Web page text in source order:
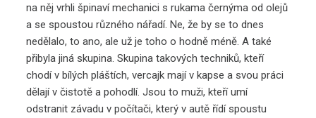
na něj vrhli špinaví mechanici s rukama černýma od olejů
a se spoustou různého nářadí. Ne, že by se to dnes
nedělalo, to ano, ale už je toho o hodně méně. A také
přibyla jiná skupina. Skupina takových techniků, kteří
chodí v bílých pláštích, vercajk mají v kapse a svou práci
dělají v čistotě a pohodlí. Jsou to muži, kteří umí
odstranit závadu v počítači, který v autě řídí spoustu